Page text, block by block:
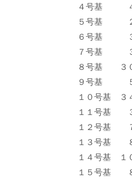
４号基 ４
５号基 ２
６号基 ３
７号基 ３
８号基 ３
９号基 ５
１０号基 ３
１１号基 ３
１２号基 ７
１３号基 ８
１４号基 １
１５号基 ８